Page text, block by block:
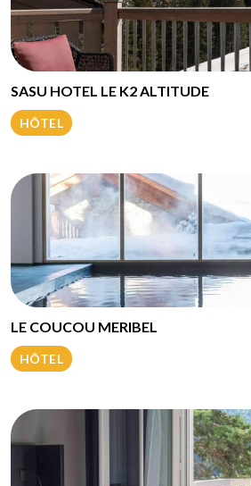
SASU HOTEL LE K2 ALTITUDE
HÔTEL
LE COUCOU MERIBEL
HÔTEL